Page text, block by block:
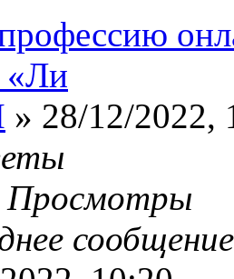
«Ли
» 28/12/2022,
Просмотры